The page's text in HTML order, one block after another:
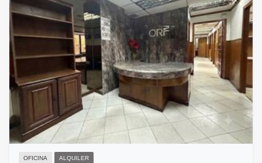
OFICINA ALQUILER